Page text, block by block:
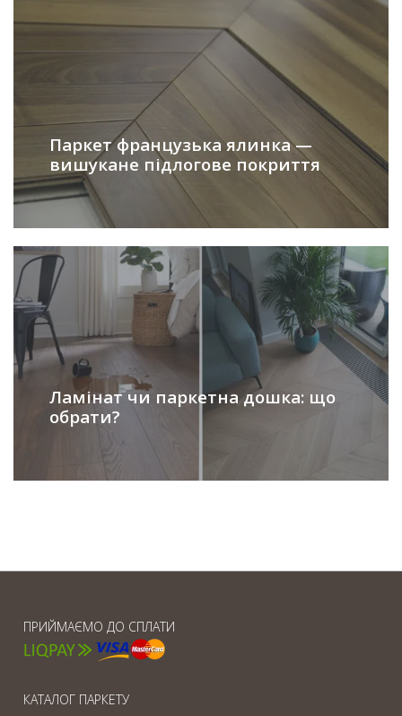
Паркет французька ялинка —
вишукане підлогове покриття
Ламінат чи паркетна дошка: що
обрати?
ПРИЙМАЄМО ДО СПЛАТИ
КАТАЛОГ ПАРКЕТУ